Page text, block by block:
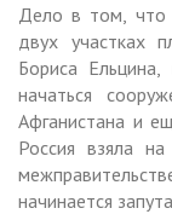
Дело в том, что
двух участках
Бориса
начаться
Афганистана и
Россия взяла
начинается